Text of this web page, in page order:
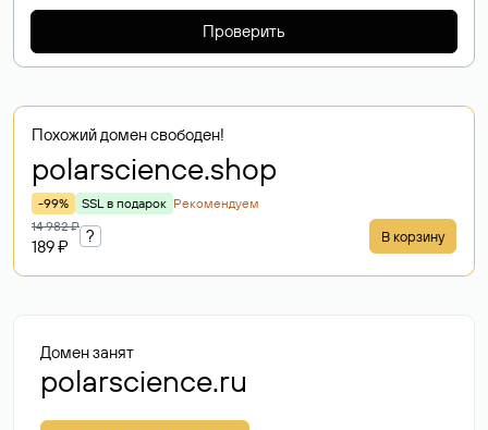
Проверить
Похожий домен свободен!
polarscience.shop
-99% SSL в подарок Рекомендуем
14 982 ₽
189 ₽
? В корзину
Домен занят
polarscience.ru